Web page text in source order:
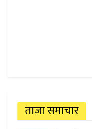
ताजा समाचार